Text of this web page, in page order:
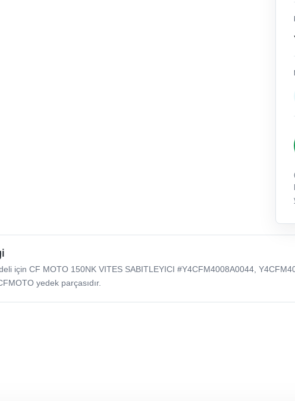
için CF MOTO 150NK VITES SABITLEYICI #Y4CFM4008A0044,
yedek parçasıdır.